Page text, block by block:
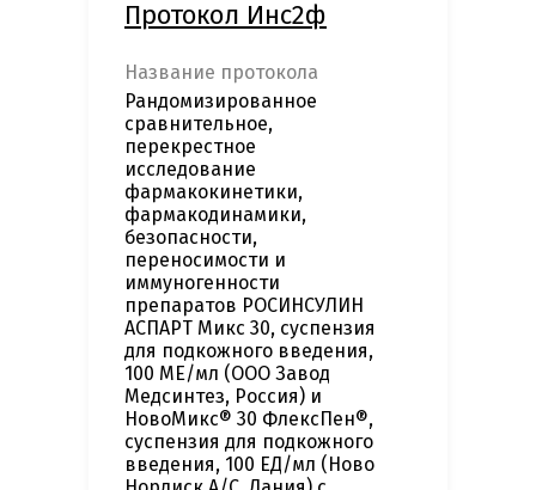
Протокол Инс2ф
Название протокола
Рандомизированное
сравнительное,
перекрестное
исследование
фармакокинетики,
фармакодинамики,
безопасности,
переносимости и
иммуногенности
препаратов РОСИНСУЛИН
АСПАРТ Микс 30, суспензия
для подкожного введения,
100 МЕ/мл (ООО Завод
Медсинтез, Россия) и
НовоМикс® 30 ФлексПен®,
суспензия для подкожного
введения, 100 ЕД/мл (Ново